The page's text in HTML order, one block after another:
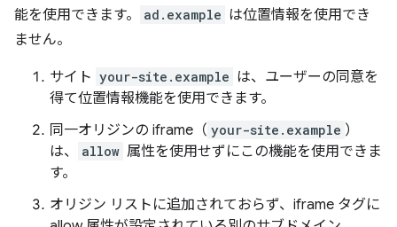
能を使用できます。
ad.example は位置情報を使用でき
ません。
サイト your-site.example は、ユーザーの同意を
得て位置情報機能を使用できます。
同一オリジンの iframe（ your-site.example ）
は、
allow 属性を使用せずにこの機能を使用できま
す。
オリジン リストに追加されておらず、iframe タグに